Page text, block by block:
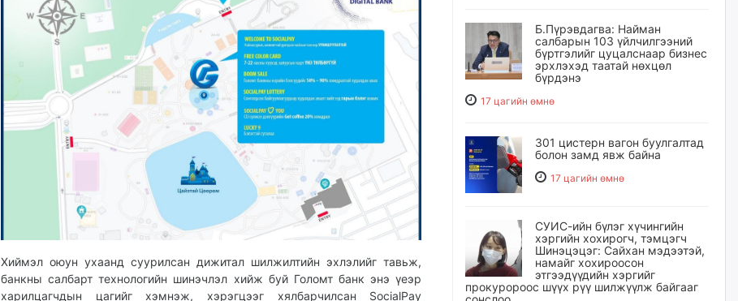
Хиймэл оюун ухаанд суурилсан дижитал шилжилтийн эхлэлийг тавьж,
банкны салбарт технологийн шинэчлэл хийж буй Голомт банк энэ үеэр
харилцагчдын цагийг хэмнэж, хэрэгцээг хялбарчилсан SocialPay
Б.Пүрэвдагва: Найман
салбарын 103 үйлчилгээний
бүртгэлийг цуцалснаар бизнес
эрхлэхэд таатай нөхцөл
бүрдэнэ
17 цагийн өмнө
301 цистерн вагон буулгалтад
болон замд явж байна
17 цагийн өмнө
СУИС-ийн бүлэг хүчингийн
хэргийн хохирогч, тэмцэгч
Шинэцэцэг: Сайхан мэдээтэй,
намайг хохироосон
этгээдүүдийн хэргийг
прокуророос шүүх рүү шилжүүлж байгааг